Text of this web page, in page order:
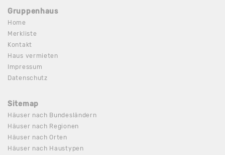
Gruppenhaus
Home
Merkliste
Kontakt
Haus vermieten
Impressum
Datenschutz
Sitemap
Häuser nach Bundesländern
Häuser nach Regionen
Häuser nach Orten
Häuser nach Haustypen